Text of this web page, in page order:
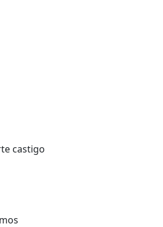
castigo